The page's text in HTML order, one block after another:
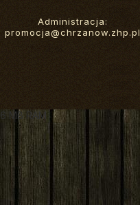
Administracja:
promocja@chrzanow.zhp.pl
6 MB RAM